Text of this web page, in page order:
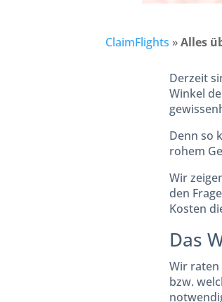
ClaimFlights »Alles
Derzeit
Winkel
Denn so
rohem
Wir
den
Kosten
Das
Wir raten
bzw.